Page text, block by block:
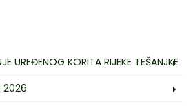
UREĐENOG KORITA RIJEKE TEŠANJKE
2026